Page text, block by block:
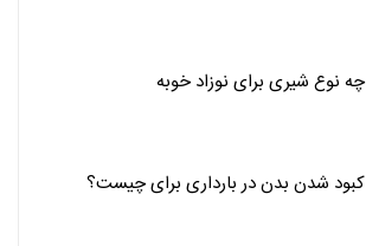
چه نوع شیری برای نوزاد خوبه
کبود شدن بدن در بارداری برای چیست؟